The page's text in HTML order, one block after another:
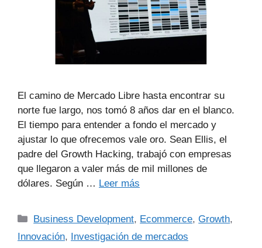
El camino de Mercado Libre hasta encontrar su
norte fue largo, nos tomó 8 años dar en el blanco.
El tiempo para entender a fondo el mercado y
ajustar lo que ofrecemos vale oro. Sean Ellis, el
padre del Growth Hacking, trabajó con empresas
que llegaron a valer más de mil millones de
dólares. Según … Leer más
Business Development, Ecommerce,Growth,
Innovación, Investigación de mercados